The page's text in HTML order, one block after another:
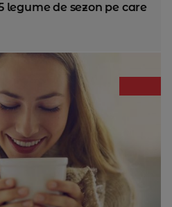
legume de sezon pe care